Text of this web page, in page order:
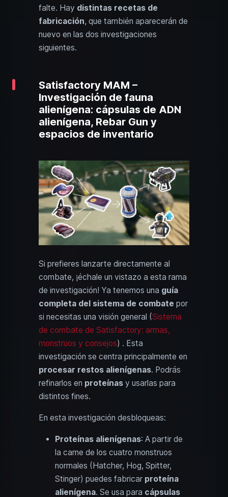
falte. Hay distintas recetas de
fabricación, que también aparecerán de
nuevo en las dos investigaciones
siguientes.
Satisfactory MAM –
Investigación de fauna
alienígena: cápsulas de ADN
alienígena, Rebar Gun y
espacios de inventario
Si prefieres lanzarte directamente al
combate, ¡échale un vistazo a esta rama
de investigación! Ya tenemos una guía
completa del sistema de combate por
si necesitas una visión general (Sistema
de combate de Satisfactory: armas,
monstruos y consejos) . Esta
investigación se centra principalmente en
procesar restos alienígenas. Podrás
refinarlos en proteínas y usarlas para
distintos fines.
En esta investigación desbloqueas:
Proteínas alienígenas: A partir de
la carne de los cuatro monstruos
normales (Hatcher, Hog, Spitter,
Stinger) puedes fabricar proteína
alienígena. Se usa para cápsulas